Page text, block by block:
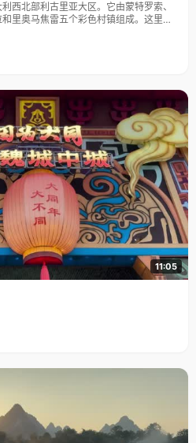
西北部利古里亚大区。它由蒙特罗索、
里奥马焦雷五个彩色村镇组成。这里依
为世界文化遗产。
11:05